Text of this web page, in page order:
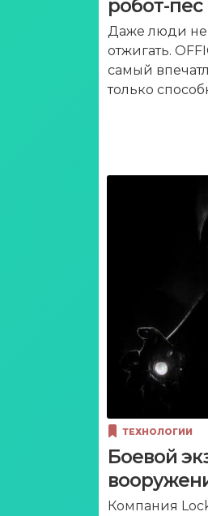
робот-пес
Даже люди не
отжигать.
самый
только
ТЕХНОЛОГИИ
Боевой
Компания